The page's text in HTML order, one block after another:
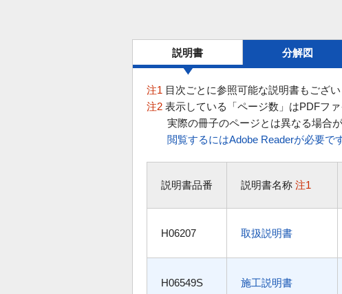
説明書 分解図
注1 目次ごとに参照可能な説明書もござ
注2 表示している「ページ数」はPDFフ
実際の冊子のページとは異なる場合
閲覧するにはAdobe Readerが必要です
説明書品番 説明書名称 注1
H06207 取扱説明書
H06549S 施工説明書